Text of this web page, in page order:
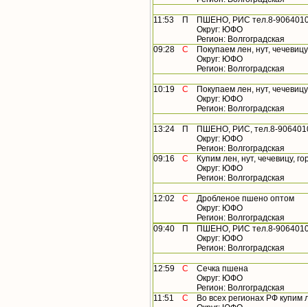
11:53 П
ПШЕНО, РИС тел.8-
Округ: ЮФО
Регион: Волгоградская
09:28
С
Покупаем лен, нут,
Округ: ЮФО
Регион: Волгоградская
10:19 С
Покупаем лен, нут,
Округ: ЮФО
Регион: Волгоградская
13:24 П
ПШЕНО, РИС, тел.8-
Округ: ЮФО
Регион: Волгоградская
09:16
С
Купим лен, нут, чечевицу,
Округ: ЮФО
Регион: Волгоградская
12:02 С
Дробленое пшено оптом
Округ: ЮФО
Регион: Волгоградская
09:40
П
ПШЕНО, РИС тел.8-
Округ: ЮФО
Регион: Волгоградская
12:59 С
Сечка пшена
Округ: ЮФО
Регион: Волгоградская
11:51
С
Во всех регионах РФ купим